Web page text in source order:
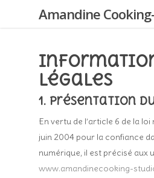
Amandine
légales
1. Présentation
En vertu de l’article 6 de la loi
juin 2004 pour la confiance
numérique, il est précisé aux
www.amandinecooking-